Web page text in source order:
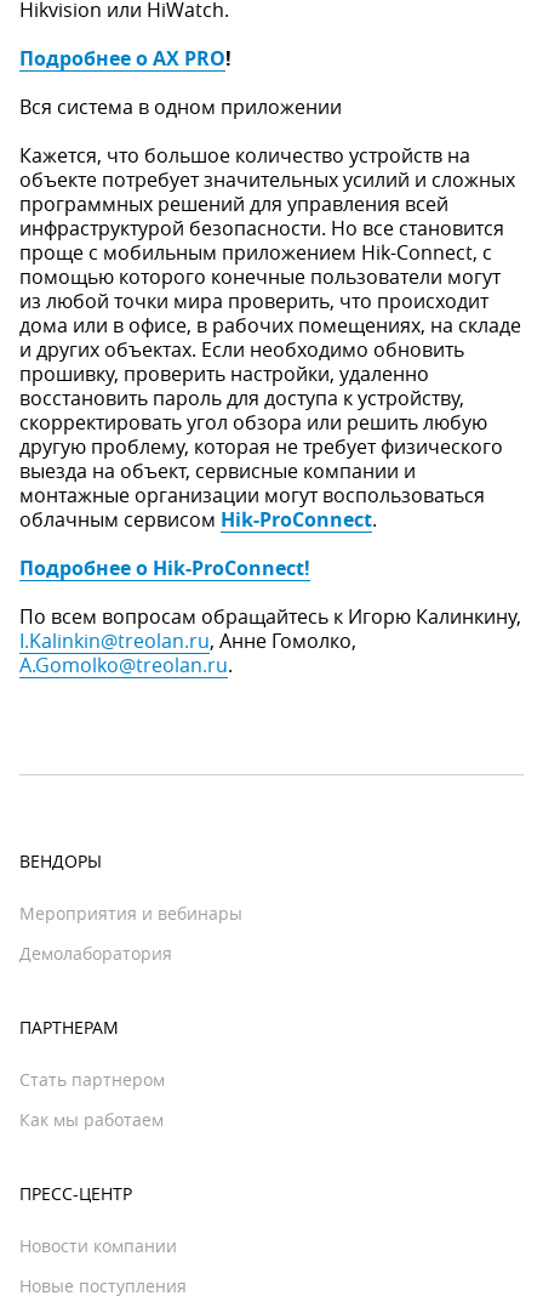
Hikvision или HiWatch.
Подробнее о AX PRO!
Вся система в одном приложении
Кажется, что большое количество устройств на
объекте потребует значительных усилий и сложных
программных решений для управления всей
инфраструктурой безопасности. Но все становится
проще с мобильным приложением Hik-Connect, с
помощью которого конечные пользователи могут
из любой точки мира проверить, что происходит
дома или в офисе, в рабочих помещениях, на складе
и других объектах. Если необходимо обновить
прошивку, проверить настройки, удаленно
восстановить пароль для доступа к устройству,
скорректировать угол обзора или решить любую
другую проблему, которая не требует физического
выезда на объект, сервисные компании и
монтажные организации могут воспользоваться
облачным сервисом Hik-ProConnect.
Подробнее о Hik-ProConnect!
По всем вопросам обращайтесь к Игорю Калинкину,
I.Kalinkin@treolan.ru, Анне Гомолко,
A.Gomolko@treolan.ru.
ВЕНДОРЫ
Мероприятия и вебинары
Демолаборатория
ПАРТНЕРАМ
Стать партнером
Как мы работаем
ПРЕСС-ЦЕНТР
Новости компании
Новые поступления